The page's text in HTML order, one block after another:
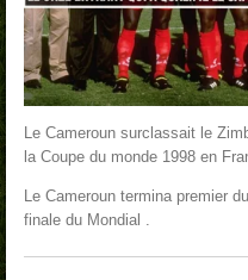
Le Cameroun surclassait le
la Coupe du monde 1998 en
Le Cameroun termina premier
finale du Mondial .